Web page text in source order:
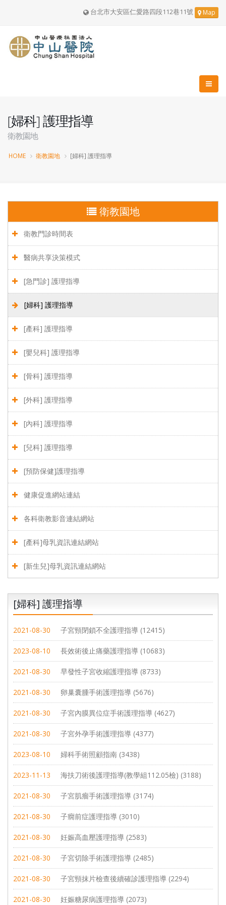
台北市大安區仁愛路四段112巷11號 Map
[婦科] 護理指導
衛教園地
HOME 衛教園地 [婦科] 護理指導
衛教園地
衛教門診時間表
醫病共享決策模式
[急門診] 護理指導
[婦科] 護理指導
[產科] 護理指導
[嬰兒科] 護理指導
[骨科] 護理指導
[外科] 護理指導
[內科] 護理指導
[兒科] 護理指導
[預防保健]護理指導
健康促進網站連結
各科衛教影音連結網站
[產科]母乳資訊連結網站
[新生兒]母乳資訊連結網站
[婦科] 護理指導
2021-08-30 子宮頸閉鎖不全護理指導 (12415)
2023-08-10 長效術後止痛藥護理指導 (10683)
2021-08-30 早發性子宮收縮護理指導 (8733)
2021-08-30 卵巢囊腫手術護理指導 (5676)
2021-08-30 子宮內膜異位症手術護理指導 (4627)
2021-08-30 子宮外孕手術護理指導 (4377)
2023-08-10 婦科手術照顧指南 (3438)
2023-11-13 海扶刀術後護理指導(教學組112.05檢) (3188)
2021-08-30 子宮肌瘤手術護理指導 (3174)
2021-08-30 子癇前症護理指導 (3010)
2021-08-30 妊娠高血壓護理指導 (2583)
2021-08-30 子宮切除手術護理指導 (2485)
2021-08-30 子宮頸抹片檢查後續確診護理指導 (2294)
2021-08-30 妊娠糖尿病護理指導 (2073)